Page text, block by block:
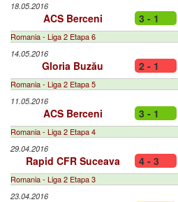
18.05.2016
ACS Berceni 3 - 1
Romania - Liga 2 Etapa 6
14.05.2016
Gloria Buzău 2 - 1
Romania - Liga 2 Etapa 5
11.05.2016
ACS Berceni 3 - 1
Romania - Liga 2 Etapa 4
29.04.2016
Rapid CFR Suceava 4 - 3
Romania - Liga 2 Etapa 3
23.04.2016